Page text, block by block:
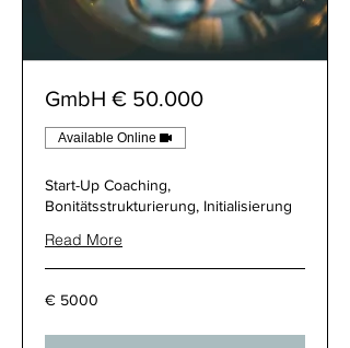
50.000 € GmbH
Available Online
Start-Up Coaching,
Bonitätsstrukturierung, Initialisierung
Read More
5000 €